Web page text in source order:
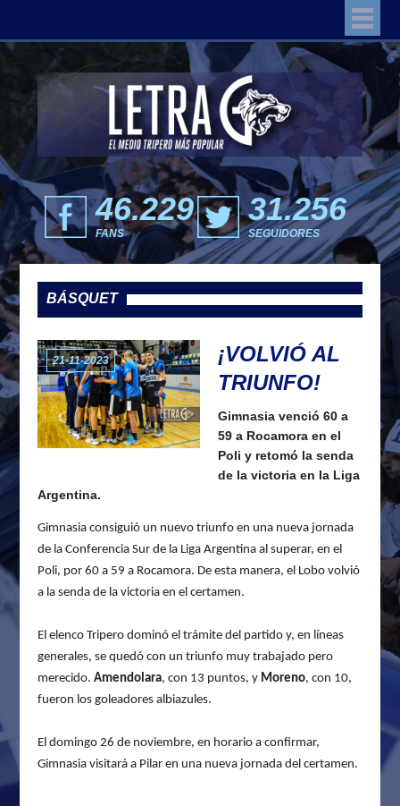
46.229
FANS
31.256
SEGUIDORES
BÁSQUET
21-11-2023
¡VOLVIÓ AL
TRIUNFO!
Gimnasia venció 60 a
59 a Rocamora en el
Poli y retomó la senda
de la victoria en la Liga
Argentina.
Gimnasia consiguió un nuevo triunfo en una nueva jornada
de la Conferencia Sur de la Liga Argentina al superar, en el
Poli, por 60 a 59 a Rocamora. De esta manera, el Lobo volvió
a la senda de la victoria en el certamen.
El elenco Tripero dominó el trámite del partido y, en líneas
generales, se quedó con un triunfo muy trabajado pero
merecido.Amendolara, con 13 puntos, y Moreno, con 10,
fueron los goleadores albiazules.
El domingo 26 de noviembre, en horario a confirmar,
Gimnasia visitará a Pilar en una nueva jornada del certamen.